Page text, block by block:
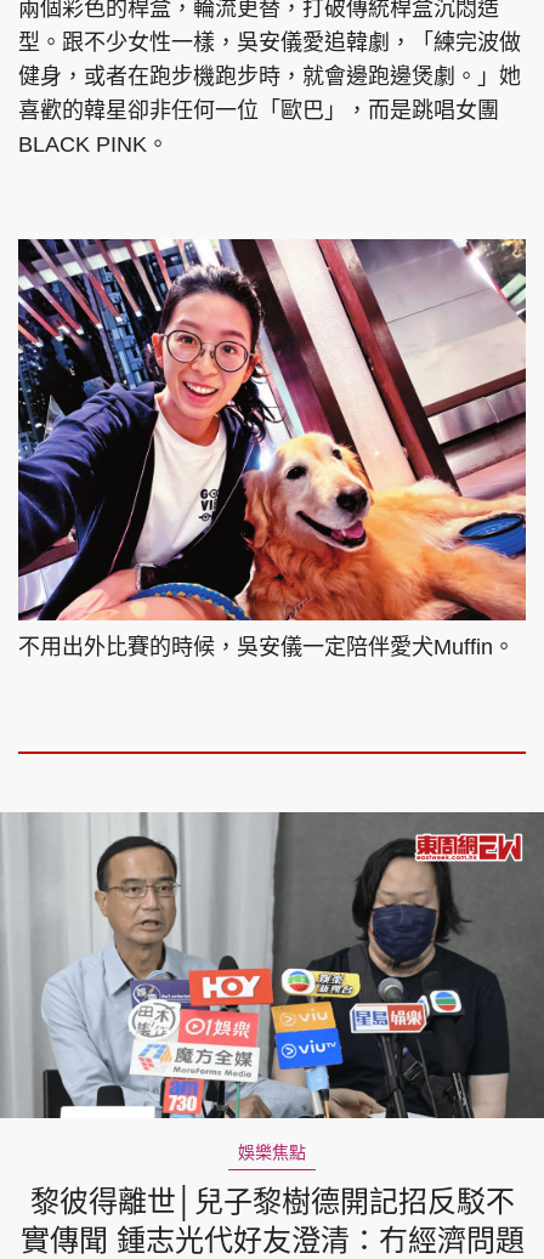
兩個彩色的桿盒，輪流更替，打破傳統桿盒沉悶造
型。跟不少女性一樣，吳安儀愛追韓劇，「練完波做
健身，或者在跑步機跑步時，就會邊跑邊煲劇。」她
喜歡的韓星卻非任何一位「歐巴」，而是跳唱女團
BLACK PINK。
不用出外比賽的時候，吳安儀一定陪伴愛犬Muffin。
娛樂焦點
黎彼得離世│兒子黎樹德開記招反駁不
實傳聞 鍾志光代好友澄清：冇經濟問題